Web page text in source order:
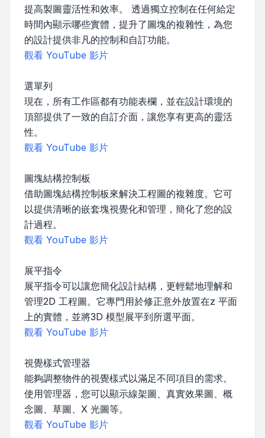
提高製圖靈活性和效率。 透過獨立控制在任何給定
時間內顯示哪些實體，提升了圖塊的複雜性，為您
的設計提供非凡的控制和自訂功能。
觀看 YouTube 影片
選單列
現在，所有工作區都有功能表欄，並在設計環境的
頂部提供了一致的自訂介面，讓您享有更高的靈活
性。
觀看 YouTube 影片
圖塊結構控制板
借助圖塊結構控制板來解決工程圖的複雜度。它可
以提供清晰的嵌套塊視覺化和管理，簡化了您的設
計過程。
觀看 YouTube 影片
展平指令
展平指令可以讓您簡化設計結構，更輕鬆地理解和
管理2D 工程圖。它專門用於修正意外放置在z 平面
上的實體，並將3D 模型展平到所選平面。
觀看 YouTube 影片
視覺樣式管理器
能夠調整物件的視覺樣式以滿足不同項目的需求。
使用管理器，您可以顯示線架圖、真實效果圖、概
念圖、草圖、X 光圖等。
觀看 YouTube 影片